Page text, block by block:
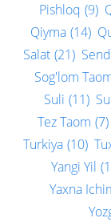
Pishloq (9)
Qiyma (14)
Salat (21)
Sog'lom
Suli (11)
Tez Taom (7)
Turkiya (10)
Yangi Yil
Yaxna